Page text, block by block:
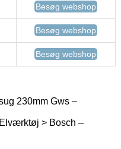
Besøg webshop
Besøg webshop
Besøg webshop
230mm Gws –
> Bosch –